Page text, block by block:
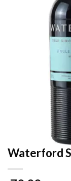
Waterford